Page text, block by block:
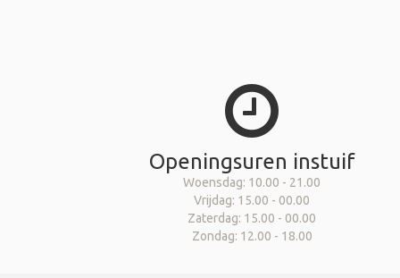
Openingsuren instuif
Woensdag: 10.00 - 21.00
Vrijdag: 15.00 - 00.00
Zaterdag: 15.00 - 00.00
Zondag: 12.00 - 18.00